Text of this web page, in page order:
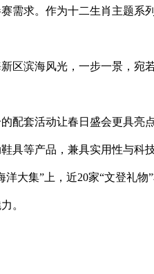
需求。作为十二生肖主题系
区滨海风光，一步一景，宛
配套活动让春日盛会更具亮
具等产品，兼具实用性与科
洋大集”上，近20家“文登礼
。